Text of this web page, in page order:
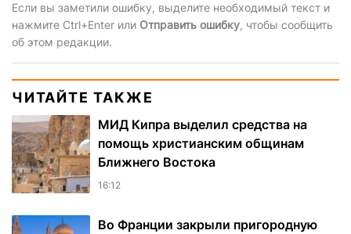
Если вы заметили ошибку, выделите необходимый текст и
нажмите Ctrl+Enter или Отправить ошибку, чтобы сообщить
об этом редакции.
ЧИТАЙТЕ ТАКЖЕ
МИД Кипра выделил средства на
помощь христианским общинам
Ближнего Востока
16:12
Во Франции закрыли пригородную